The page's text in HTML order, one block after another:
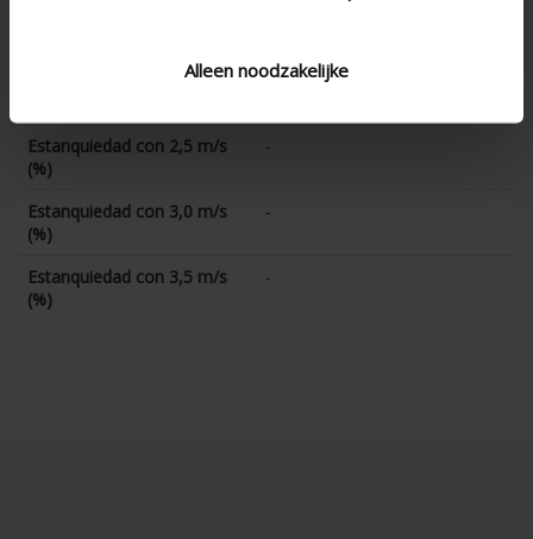
Alleen noodzakelijke
Estanquiedad con 2,0 m/s
-
Estanquiedad con 2,5 m/s
(%)
-
Estanquiedad con 3,0 m/s
(%)
-
Estanquiedad con 3,5 m/s
(%)
-